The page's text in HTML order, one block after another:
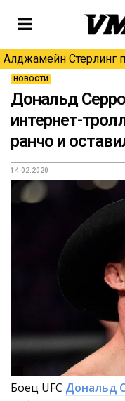
Алджамейн Стерлинг
НОВОСТИ
Дональд
интернет-
ранчо и
14.02.2020
Боец UFC Дональд